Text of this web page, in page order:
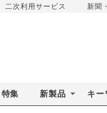
二次利用サービス 新聞
特集 新製品 キー